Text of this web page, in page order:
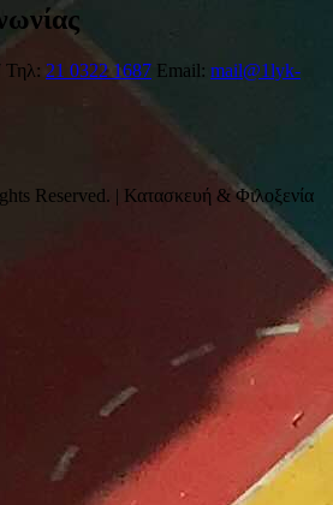
Τηλ: 21 0322 1687 Email: mail@1lyk-
Reserved. | Κατασκευή & Φιλοξενία